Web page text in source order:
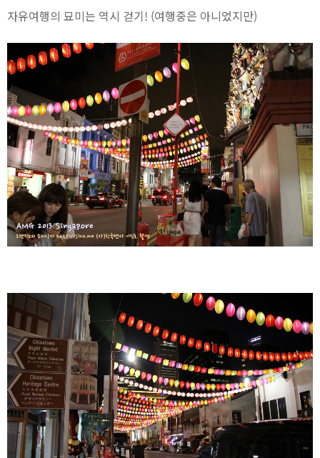
자유여행의 묘미는 역시 걷기! (여행중은 아니었지만)